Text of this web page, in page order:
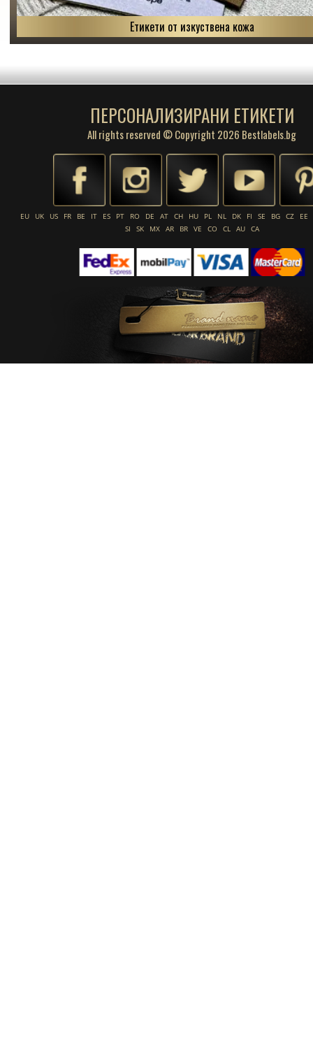
Етикети от изкуствена кожа
ПЕРСОНАЛИЗИРАНИ ЕТИКЕТИ
All rights reserved © Copyright 2026 Bestlabels.bg
EU UK US FR BE IT ES PT RO DE AT CH HU PL NL DK FI SE BG CZ
EE
SI
SK MX AR BR VE CO CL AU CA